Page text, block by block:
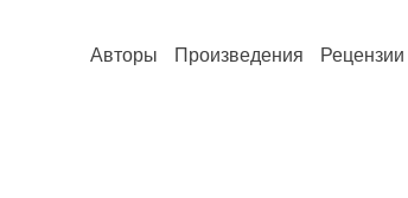
Авторы Произведения Рецензии